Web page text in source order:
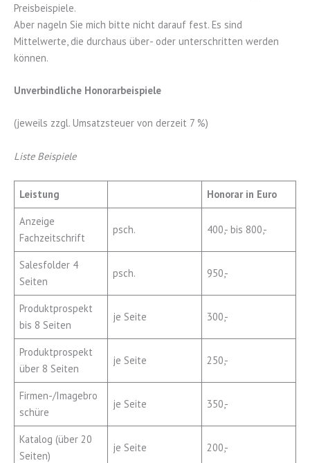
Preisbeispiele.
Aber nageln Sie mich bitte nicht darauf fest. Es sind
Mittelwerte, die durchaus über- oder unterschritten werden
können.
Unverbindliche Honorarbeispiele
(jeweils zzgl. Umsatzsteuer von derzeit 7 %)
Liste Beispiele
Leistung Honorar in Euro
Anzeige
Fachzeitschrift
psch. 400,- bis 800,-
Salesfolder 4
Seiten
psch. 950,-
Produktprospekt
bis 8 Seiten
je Seite 300,-
Produktprospekt
über 8 Seiten
je Seite 250,-
Firmen-/Imagebro
schüre
je Seite 350,-
Katalog (über 20
Seiten)
je Seite 200,-